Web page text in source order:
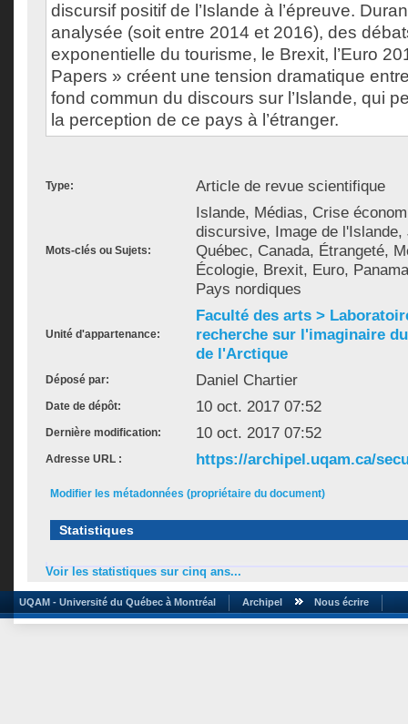
discursif positif de l’Islande à l’épreuve.
analysée (soit entre 2014 et 2016), des
exponentielle du tourisme, le Brexit, l’Euro
Papers » créent une tension dramatique
fond commun du discours sur l’Islande, qui
la perception de ce pays à l’étranger.
Type: Article de revue scientifique
Mots-clés ou Sujets:
Islande, Médias, Crise
discursive, Image de
Québec, Canada, Étrangeté,
Écologie, Brexit, Euro,
Pays nordiques
Unité d'appartenance:
Faculté des arts >
recherche sur l'imaginaire
de l'Arctique
Déposé par: Daniel Chartier
Date de dépôt: 10 oct. 2017 07:52
Dernière modification: 10 oct. 2017 07:52
Adresse URL : https://archipel.uqam.ca/
Modifier les métadonnées (propriétaire du document)
Statistiques
Voir les statistiques sur cinq ans...
UQAM - Université du Québec à Montréal Archipel Nous écrire